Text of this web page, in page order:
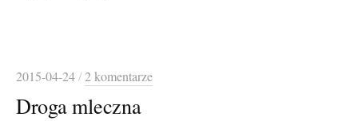
2015-04-24/2 komentarze
Droga mleczna